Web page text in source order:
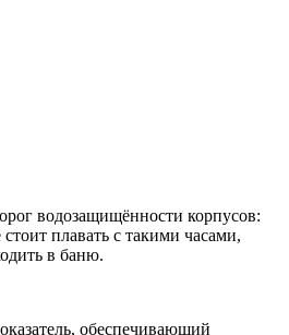
водозащищённости корпусов:
плавать с такими часами,
в баню.
обеспечивающий